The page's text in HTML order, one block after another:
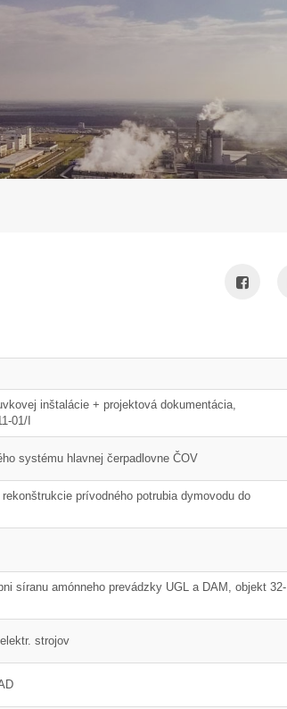
inštalácie + projektová dokumentácia,
01/I
systému hlavnej čerpadlovne ČOV
prívodného potrubia dymovodu do
síranu amónneho prevádzky UGL a DAM, objekt 32-
strojov